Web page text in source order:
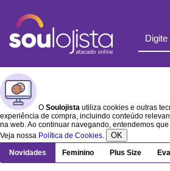
O Soulojista utiliza cookies e outras
experiência de compra, incluindo conteúdo
na web. Ao continuar navegando, entendemos
Veja nossa Política de Cookies. OK
Novidades Feminino Plus Size